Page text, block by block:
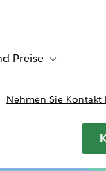
Preise Toggle sub-
Nehmen Sie Kontakt